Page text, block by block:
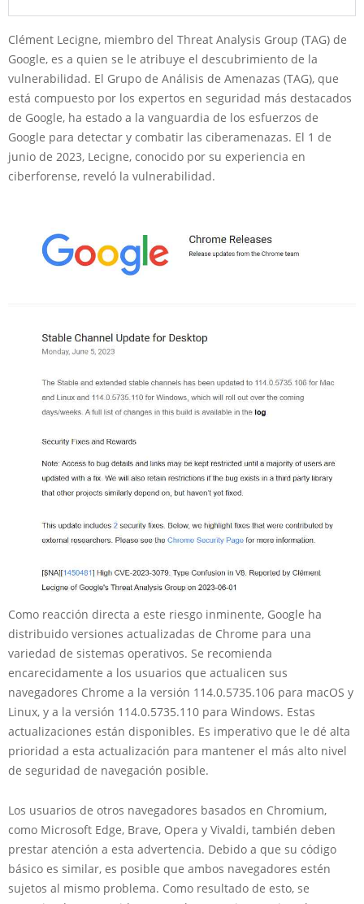
Clément Lecigne, miembro del Threat Analysis Group (TAG) de
Google, es a quien se le atribuye el descubrimiento de la
vulnerabilidad. El Grupo de Análisis de Amenazas (TAG), que
está compuesto por los expertos en seguridad más destacados
de Google, ha estado a la vanguardia de los esfuerzos de
Google para detectar y combatir las ciberamenazas. El 1 de
junio de 2023, Lecigne, conocido por su experiencia en
ciberforense, reveló la vulnerabilidad.
Como reacción directa a este riesgo inminente, Google ha
distribuido versiones actualizadas de Chrome para una
variedad de sistemas operativos. Se recomienda
encarecidamente a los usuarios que actualicen sus
navegadores Chrome a la versión 114.0.5735.106 para macOS y
Linux, y a la versión 114.0.5735.110 para Windows. Estas
actualizaciones están disponibles. Es imperativo que le dé alta
prioridad a esta actualización para mantener el más alto nivel
de seguridad de navegación posible.
Los usuarios de otros navegadores basados en Chromium,
como Microsoft Edge, Brave, Opera y Vivaldi, también deben
prestar atención a esta advertencia. Debido a que su código
básico es similar, es posible que ambos navegadores estén
sujetos al mismo problema. Como resultado de esto, se